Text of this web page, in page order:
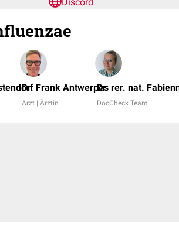
Dr. Frank Antwerpes
Arzt | Ärztin
Dr. rer. nat.
DocCheck Team